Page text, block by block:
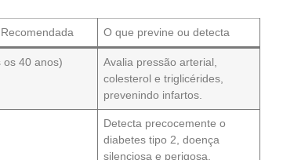
O que previne ou detecta
os 40 anos)
Avalia pressão arterial,
colesterol e triglicérides,
prevenindo infartos.
Detecta precocemente o
diabetes tipo 2, doença
silenciosa e perigosa.